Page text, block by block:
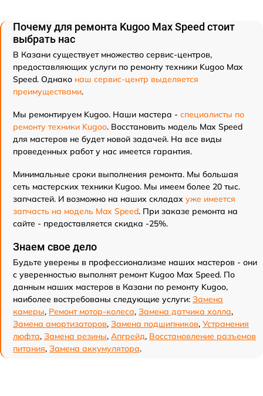
Почему для ремонта Kugoo Max Speed стоит
выбрать нас
В Казани существует множество сервис-центров,
предоставляющих услуги по ремонту техники Kugoo Max
Speed. Однако наш сервис-центр выделяется
преимуществами.
Мы ремонтируем Kugoo. Наши мастера - специалисты по
ремонту техники Kugoo. Восстановить модель Max Speed
для мастеров не будет новой задачей. На все виды
проведенных работ у нас имеется гарантия.
Минимальные сроки выполнения ремонта. Мы большая
сеть мастерских техники Kugoo. Мы имеем более 20 тыс.
запчастей. И возможно на наших складах уже имеется
запчасть на модель Max Speed. При заказе ремонта на
сайте - предоставляется скидка -25%.
Знаем свое дело
Будьте уверены в профессионализме наших мастеров - они
с уверенностью выполнят ремонт Kugoo Max Speed. По
данным наших мастеров в Казани по ремонту Kugoo,
наиболее востребованы следующие услуги: Замена
камеры, Ремонт мотор-колеса, Замена датчика холла,
Замена амортизаторов, Замена подшипников, Устранения
люфта, Замена резины, Апгрейд, Восстановление разъемов
питания, Замена аккумулятора.